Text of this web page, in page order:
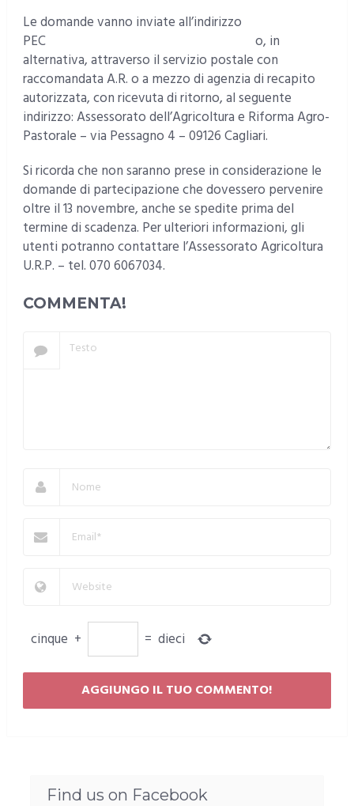
Le domande vanno inviate all’indirizzo
PEC
o, in
alternativa, attraverso il servizio postale con
raccomandata A.R. o a mezzo di agenzia di recapito
autorizzata, con ricevuta di ritorno, al seguente
indirizzo: Assessorato dell’Agricoltura e Riforma Agro-
Pastorale – via Pessagno 4 – 09126 Cagliari.
Si ricorda che non saranno prese in considerazione le
domande di partecipazione che dovessero pervenire
oltre il 13 novembre, anche se spedite prima del
termine di scadenza. Per ulteriori informazioni, gli
utenti potranno contattare l’Assessorato Agricoltura
U.R.P. – tel. 070 6067034.
COMMENTA!
cinque + = dieci
Find us on Facebook